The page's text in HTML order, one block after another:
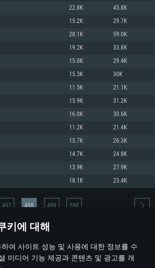
키에 대해
여 사이트 성능 및 사용에 대한 정보를 수
미디어 기능 제공과 콘텐츠 및 광고를 개
bit)
이상
을 지원하는 AMD Radeon 77XX / NVIDIA
해상도: 720p
넷
소 클라이언트)
체 클라이언트)
Core i5 (Intel Xeon 은 지원하지 않습니다)
하는 Intel Iris Pro 5200 (Mac), 혹은 이와 비슷한 성
Nvidia. 최소 해상도: 720p
넷
소 클라이언트)
넷
체 클라이언트)
신 버전
하고, 최신 그래픽 드라이버를 지원하는 NVIDIA
동급의 성능을 가지며 최신 그래픽 드라이버를 지
소사양 지원 해상도 720p)
넷
소 클라이언트)
하고, 최신 그래픽 드라이버를 지원하는 NVIDIA
와 동급의 성능을 가지며 최신 그래픽 드라이버를
월 미만; 최소사양 지원 해상도 720p) 이상
체 클라이언트)
22.8K 45.8K
15.2K 29.7K
28.1K 59.0K
19.2K 33.8K
15.0K 29.4K
15.3K 30K
11.5K 21.1K
15.9K 31.2K
16.0K 30.6K
11.2K 21.4K
15.7K 26.3K
14.7K 24.8K
13.9K 27.9K
18.1K 23.4K
됩니다
497 498 499 598